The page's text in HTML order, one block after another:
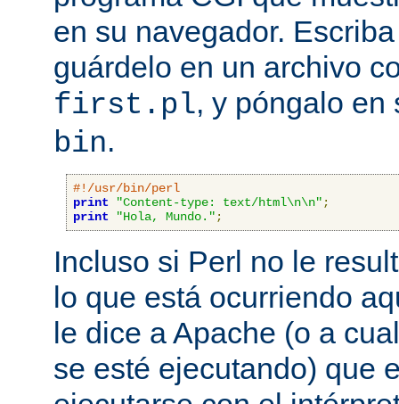
en su navegador.
guárdelo en un archivo
first.pl, y póngalo
bin.
#!/usr/bin/perl
print
"Content-type: text/html\n\n" ;
print
"Hola, Mundo." ;
Incluso si Perl no le
lo que está ocurriendo
le dice a Apache (o a
se esté ejecutando) que